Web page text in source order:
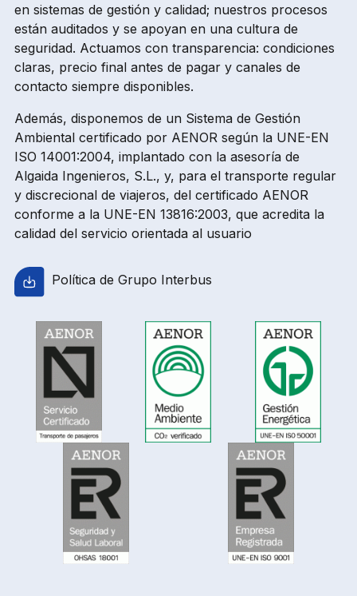
en sistemas de gestión y calidad; nuestros procesos
están auditados y se apoyan en una cultura de
seguridad. Actuamos con transparencia: condiciones
claras, precio final antes de pagar y canales de
contacto siempre disponibles.
Además, disponemos de un Sistema de Gestión
Ambiental certificado por AENOR según la UNE-EN
ISO 14001:2004, implantado con la asesoría de
Algaida Ingenieros, S.L., y, para el transporte regular
y discrecional de viajeros, del certificado AENOR
conforme a la UNE-EN 13816:2003, que acredita la
calidad del servicio orientada al usuario
Política de Grupo Interbus